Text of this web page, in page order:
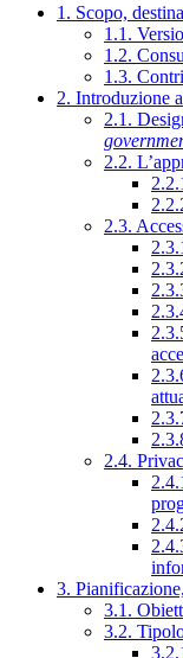
1. Scopo,
1.1.
1.2.
1.3.
2. Introduzione
2.1.
2.2.
2.3.
2.4.
3.
3.1.
3.2.